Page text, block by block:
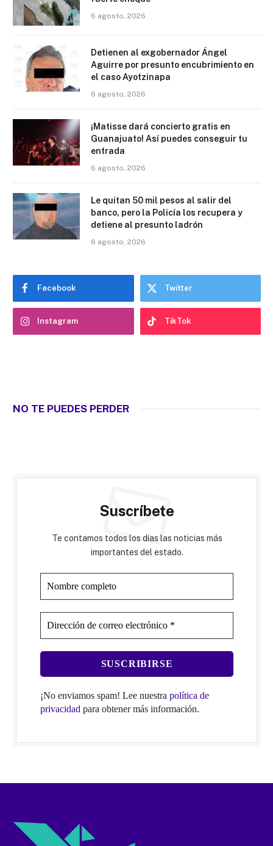
6 agosto, 2026
Detienen al exgobernador Ángel
Aguirre por presunto encubrimiento en
el caso Ayotzinapa
6 agosto, 2026
¡Matisse dará concierto gratis en
Guanajuato! Así puedes conseguir tu
entrada
6 agosto, 2026
Le quitan 50 mil pesos al salir del
banco, pero la Policía los recupera y
detiene al presunto ladrón
6 agosto, 2026
Facebook Twitter
Instagram TikTok
NO TE PUEDES PERDER
Suscríbete
Te contamos todos los días las noticias más
importantes del estado.
¡No enviamos spam! Lee nuestra política de
privacidad para obtener más información.